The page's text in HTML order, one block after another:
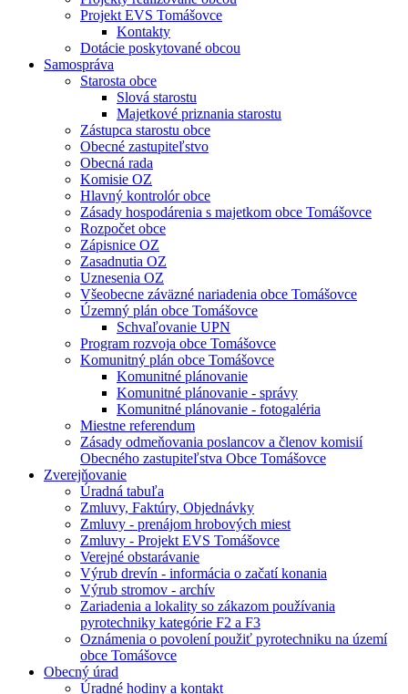
Projekt EVS Tomášovce
Kontakty
Dotácie poskytované obcou
Samospráva
Starosta obce
Slová starostu
Majetkové priznania starostu
Zástupca starostu obce
Obecné zastupiteľstvo
Obecná rada
Komisie OZ
Hlavný kontrolór obce
Zásady hospodárenia s majetkom obce Tomášovce
Rozpočet obce
Zápisnice OZ
Zasadnutia OZ
Uznesenia OZ
Všeobecne záväzné nariadenia obce Tomášovce
Územný plán obce Tomášovce
Schvaľovanie UPN
Program rozvoja obce Tomášovce
Komunitný plán obce Tomášovce
Komunitné plánovanie
Komunitné plánovanie - správy
Komunitné plánovanie - fotogaléria
Miestne referendum
Zásady odmeňovania poslancov a členov komisií
Obecného zastupiteľstva Obce Tomášovce
Zverejňovanie
Úradná tabuľa
Zmluvy, Faktúry, Objednávky
Zmluvy - prenájom hrobových miest
Zmluvy - Projekt EVS Tomášovce
Verejné obstarávanie
Výrub drevín - informácia o začatí konania
Výrub stromov - archív
Zariadenia a lokality so zákazom používania
pyrotechniky kategórie F2 a F3
Oznámenia o povolení použiť pyrotechniku na území
obce Tomášovce
Obecný úrad
Úradné hodiny a kontakt